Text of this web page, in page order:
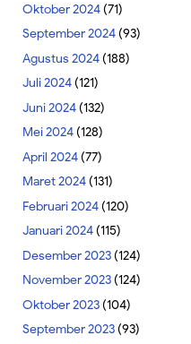
Oktober 2024(71)
September 2024(93)
Agustus 2024(188)
Juli 2024(121)
Juni 2024(132)
Mei 2024(128)
April 2024(77)
Maret 2024(131)
Februari 2024(120)
Januari 2024(115)
Desember 2023(124)
November 2023(124)
Oktober 2023(104)
September 2023(93)